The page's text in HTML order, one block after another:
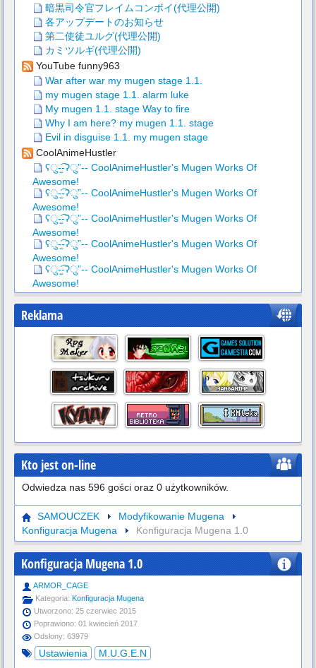
暗黒司令官フレイムコンボイ(代理公開)
各アップデートのお知らせ
第二使徒ユルグ(代理公開)
カミツルギ(代理公開)
YouTube funny963
War after war my mugen stage 1.1.
my mugen stage 1.1. alarm luke
My mugen 1.1. stage Way to fire
Why I am here? my mugen 1.1. stage
Evil in disguise 1.1. my mugen stage
CoolAnimeHustler
ʕु-̫͡-ʔु”-- CoolAnimeHustler's Mugen Works Of
Awesome!
ʕु-̫͡-ʔु”-- CoolAnimeHustler's Mugen Works Of
Awesome!
ʕु-̫͡-ʔु”-- CoolAnimeHustler's Mugen Works Of
Awesome!
ʕु-̫͡-ʔु”-- CoolAnimeHustler's Mugen Works Of
Awesome!
ʕु-̫͡-ʔु”-- CoolAnimeHustler's Mugen Works Of
Awesome!
Reklama
Kto jest on-line
Odwiedza nas 596 gości oraz 0 użytkowników.
SAMOUCZEK
Modyfikowanie Mugena
Konfiguracja Mugena
Konfiguracja Mugena 1.0
Konfiguracja Mugena 1.0
ARMOR_CAGE
Kategoria: Konfiguracja Mugena
Utworzono: 25 czerwiec 2015
Poprawiono: 01 kwiecień 2017
Odsłony: 63979
Ustawienia M.U.G.E.N